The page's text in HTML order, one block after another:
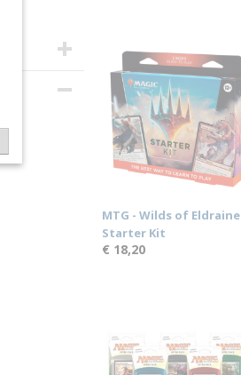
MTG - Wilds of Eldraine
Starter Kit
€ 18,20